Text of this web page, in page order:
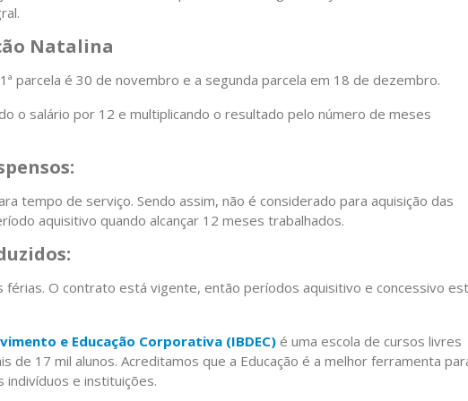
Natalina
parcela é 30 de novembro e a segunda parcela em 18 de dezembro.
o salário por 12 e multiplicando o resultado pelo número de meses
tempo de serviço. Sendo assim, não é considerado para aquisição das
aquisitivo quando alcançar 12 meses trabalhados.
férias. O contrato está vigente, então períodos aquisitivo e concessivo
e Educação Corporativa (IBDEC) é uma escola de cursos livres
de 17 mil alunos. Acreditamos que a Educação é a melhor ferramenta
e instituições.